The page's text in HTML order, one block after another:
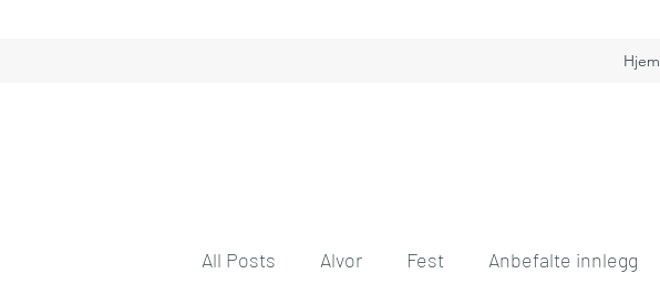
Hjem
All Posts Alvor Fest Anbefalte innlegg